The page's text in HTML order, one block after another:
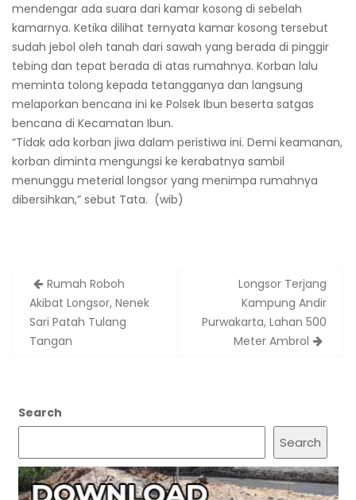
mendengar ada suara dari kamar kosong di sebelah
kamarnya. Ketika dilihat ternyata kamar kosong tersebut
sudah jebol oleh tanah dari sawah yang berada di pinggir
tebing dan tepat berada di atas rumahnya. Korban lalu
meminta tolong kepada tetangganya dan langsung
melaporkan bencana ini ke Polsek Ibun beserta satgas
bencana di Kecamatan Ibun.
“Tidak ada korban jiwa dalam peristiwa ini. Demi keamanan,
korban diminta mengungsi ke kerabatnya sambil
menunggu meterial longsor yang menimpa rumahnya
dibersihkan,” sebut Tata. (wib)
Post
navigation
Rumah Roboh
Akibat Longsor, Nenek
Sari Patah Tulang
Tangan
Longsor Terjang
Kampung Andir
Purwakarta, Lahan 500
Meter Ambrol
Search
Search